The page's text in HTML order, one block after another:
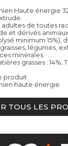
Haute énergie
de toutes
et dérivés animaux
minimum 15%),
légumes,
minérales.
grasses : 14%,
produit
haute énergie
TOUS LES